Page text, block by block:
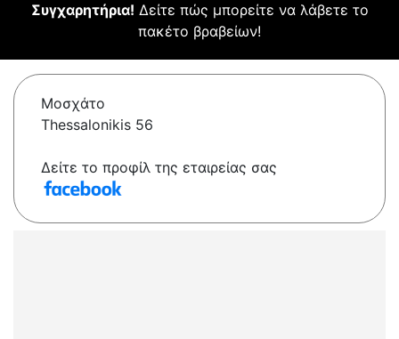
Συγχαρητήρια! Δείτε πώς μπορείτε να λάβετε το
πακέτο βραβείων!
Μοσχάτο
Thessalonikis 56
Δείτε το προφίλ της εταιρείας σας